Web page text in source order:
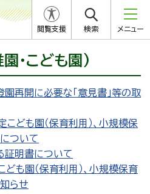
閲覧支援 検索 メニュー
・こども園)
再開に必要な「意見書」等の取
こども園（保育利用）、小規模保
ついて
証明書について
ども園（保育利用）、小規模保育
らせ